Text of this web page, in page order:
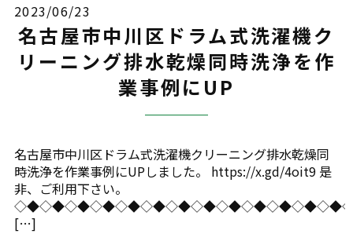
2023/06/23
名古屋市中川区ドラム式洗濯機ク
リーニング排水乾燥同時洗浄を作
業事例にUP
名古屋市中川区ドラム式洗濯機クリーニング排水乾燥同
時洗浄を作業事例にUPしました。 https://x.gd/4oit9 是
非、ご利用下さい。
[…]